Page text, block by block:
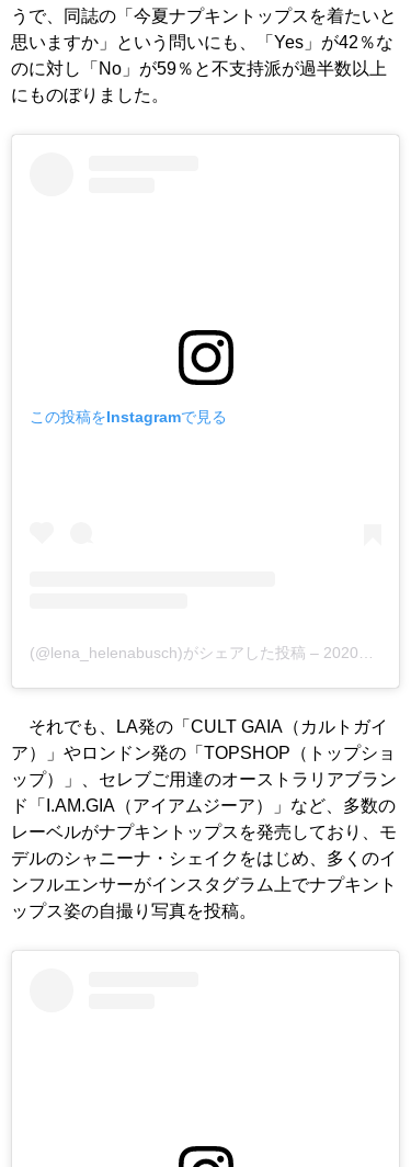
うで、同誌の「今夏ナプキントップスを着たいと
思いますか」という問いにも、「Yes」が42％な
のに対し「No」が59％と不支持派が過半数以上
にものぼりました。
この投稿をInstagramで見る
(@lena_helenabusch)がシェアした投稿 – 2020年 7月月13日午前4時37分PDT
それでも、LA発の「CULT GAIA（カルトガイ
ア）」やロンドン発の「TOPSHOP（トップショ
ップ）」、セレブご用達のオーストラリアブラン
ド「I.AM.GIA（アイアムジーア）」など、多数の
レーベルがナプキントップスを発売しており、モ
デルのシャニーナ・シェイクをはじめ、多くのイ
ンフルエンサーがインスタグラム上でナプキント
ップス姿の自撮り写真を投稿。